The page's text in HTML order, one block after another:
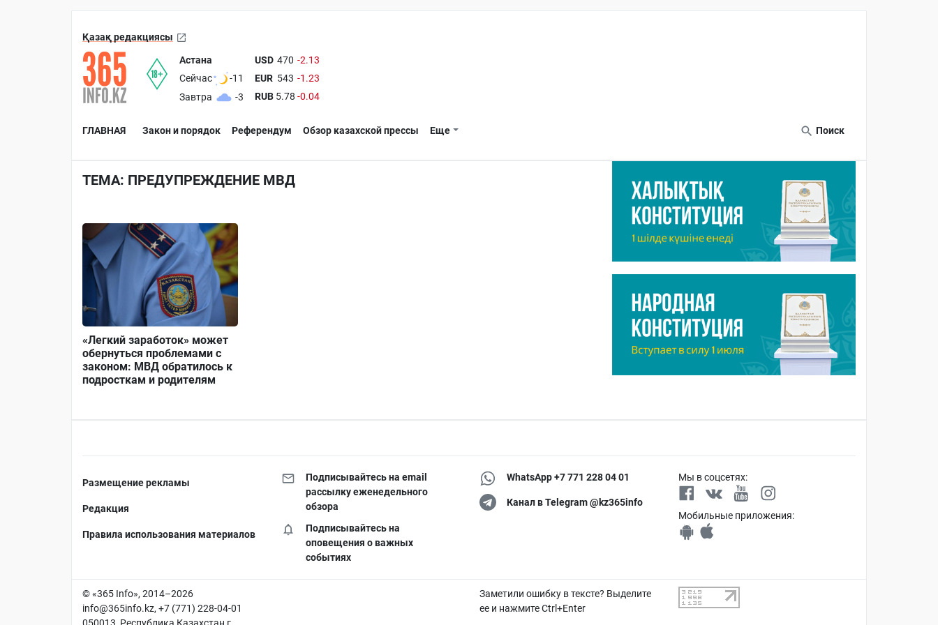
Қазақ редакциясы
Астана
Сейчас
-11
Завтра
-3
USD 470 -2.13
EUR 543 -1.23
RUB 5.78 -0.04
ГЛАВНАЯ Закон и порядок Референдум Обзор казахской прессы Еще Поиск
ТЕМА: ПРЕДУПРЕЖДЕНИЕ МВД
«Легкий заработок» может
обернуться проблемами с
законом: МВД обратилось к
подросткам и родителям
Размещение рекламы
Редакция
Правила использования материалов
Подписывайтесь на email
рассылку еженедельного
обзора
Подписывайтесь на
оповещения о важных
событиях
WhatsApp +7 771 228 04 01
Канал в Telegram @kz365info
Мы в соцсетях:
Мобильные приложения:
© «365 Info», 2014–2026
info@365info.kz, +7 (771) 228-04-01
Заметили ошибку в тексте? Выделите
ее и нажмите Ctrl+Enter